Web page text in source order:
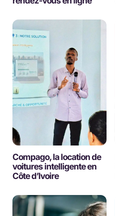
Compago, la location de
voitures intelligente en
Côte d’Ivoire